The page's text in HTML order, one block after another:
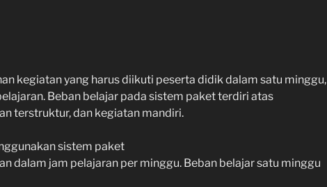
kegiatan yang harus diikuti peserta didik dalam satu minggu,
Beban belajar pada sistem paket terdiri atas
terstruktur, dan kegiatan mandiri.
sistem paket
dalam jam pelajaran per minggu. Beban belajar satu minggu